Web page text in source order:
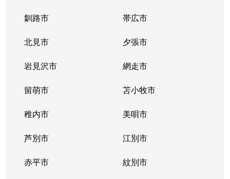
釧路市 帯広市
北見市 夕張市
岩見沢市 網走市
留萌市 苫小牧市
稚内市 美唄市
芦別市 江別市
赤平市 紋別市